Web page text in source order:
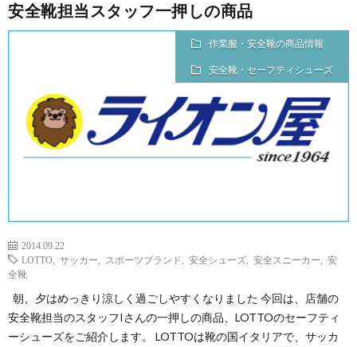
安全靴担当スタッフ一押しの商品
作業服・安全靴の商品情報
安全靴・セーフティシューズ
2014.09.22
LOTTO
サッカー スポーツブランド 安全シューズ 安全スニーカー
安
全靴
朝、夕はめっきり涼しく過ごしやすくなりました 今回は、店舗の
安全靴担当のスタッフIさんの一押しの商品、 LOTTOのセーフティ
ーシューズをご紹介します。 LOTTOは靴の国イタリアで、サッカ